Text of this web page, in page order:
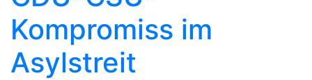
Kompromiss im
Asylstreit